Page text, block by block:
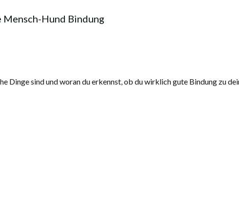
Hund Bindung
Dinge sind und woran du erkennst, ob du wirklich gute Bindung zu